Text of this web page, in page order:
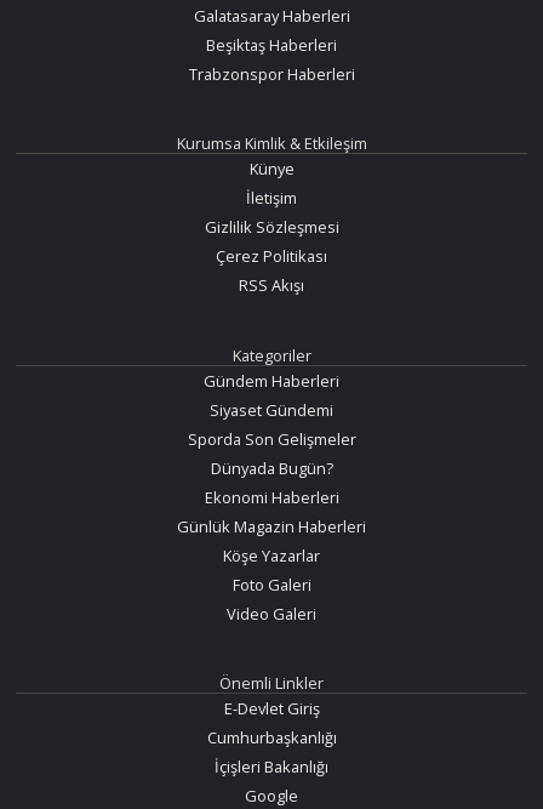
Galatasaray Haberleri
Beşiktaş Haberleri
Trabzonspor Haberleri
Kurumsa Kimlik & Etkileşim
Künye
İletişim
Gizlilik Sözleşmesi
Çerez Politikası
RSS Akışı
Kategoriler
Gündem Haberleri
Siyaset Gündemi
Sporda Son Gelişmeler
Dünyada Bugün?
Ekonomi Haberleri
Günlük Magazin Haberleri
Köşe Yazarlar
Foto Galeri
Video Galeri
Önemli Linkler
E-Devlet Giriş
Cumhurbaşkanlığı
İçişleri Bakanlığı
Google